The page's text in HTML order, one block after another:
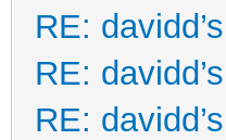
RE:
RE:
RE: